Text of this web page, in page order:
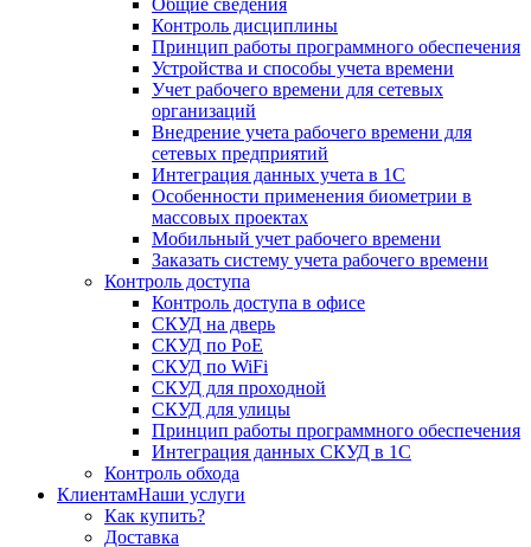
Общие сведения
Контроль дисциплины
Принцип работы программного обеспечения
Устройства и способы учета времени
Учет рабочего времени для сетевых
организаций
Внедрение учета рабочего времени для
сетевых предприятий
Интеграция данных учета в 1С
Особенности применения биометрии в
массовых проектах
Мобильный учет рабочего времени
Заказать систему учета рабочего времени
Контроль доступа
Контроль доступа в офисе
СКУД на дверь
СКУД по PoE
СКУД по WiFi
СКУД для проходной
СКУД для улицы
Принцип работы программного обеспечения
Интеграция данных СКУД в 1С
Контроль обхода
КлиентамНаши услуги
Как купить?
Доставка